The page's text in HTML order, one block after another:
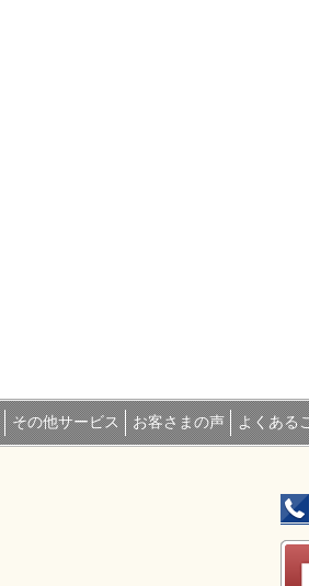
その他サービス お客さまの声 よくある